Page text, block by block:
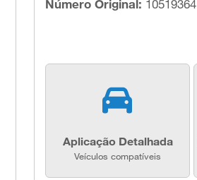
Número Original: 10519364
Aplicação Detalhada
Veículos compatíveis